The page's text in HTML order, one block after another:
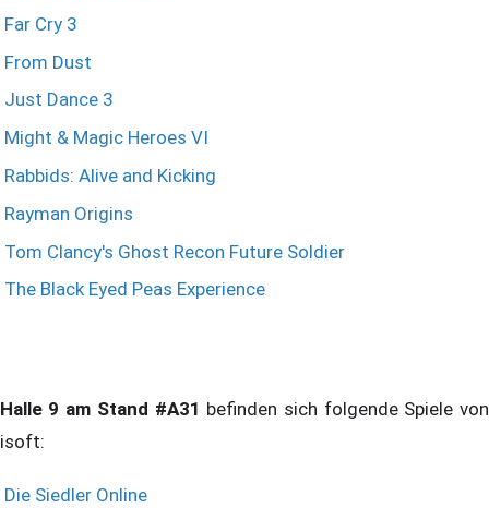
Far Cry 3
From Dust
Just Dance 3
Might & Magic Heroes VI
Rabbids: Alive and Kicking
Rayman Origins
Tom Clancy's Ghost Recon Future Soldier
The Black Eyed Peas Experience
Halle 9 am Stand #A31 befinden sich folgende Spiele von
Die Siedler Online